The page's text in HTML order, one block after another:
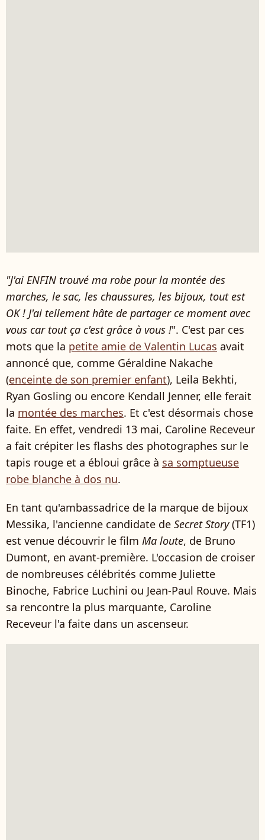
"J'ai ENFIN trouvé ma robe pour la montée des
marches, le sac, les chaussures, les bijoux, tout est
OK ! J'ai tellement hâte de partager ce moment avec
vous car tout ça c'est grâce à vous !". C'est par ces
mots que la petite amie de Valentin Lucas avait
annoncé que, comme Géraldine Nakache
(enceinte de son premier enfant), Leila Bekhti,
Ryan Gosling ou encore Kendall Jenner, elle ferait
la montée des marches. Et c'est désormais chose
faite. En effet, vendredi 13 mai, Caroline Receveur
a fait crépiter les flashs des photographes sur le
tapis rouge et a ébloui grâce à sa somptueuse
robe blanche à dos nu.
En tant qu'ambassadrice de la marque de bijoux
Messika, l'ancienne candidate de Secret Story(TF1)
est venue découvrir le film Ma loute, de Bruno
Dumont, en avant-première. L'occasion de croiser
de nombreuses célébrités comme Juliette
Binoche, Fabrice Luchini ou Jean-Paul Rouve. Mais
sa rencontre la plus marquante, Caroline
Receveur l'a faite dans un ascenseur.